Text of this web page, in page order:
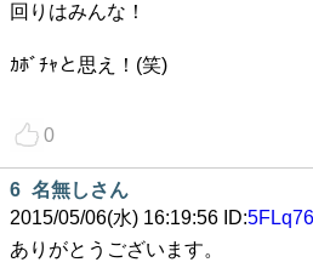
回りはみんな！
ｶﾎﾞﾁｬと思え！(笑)
0
6 名無しさん
2015/05/06(水) 16:19:56 ID:
ありがとうございます。